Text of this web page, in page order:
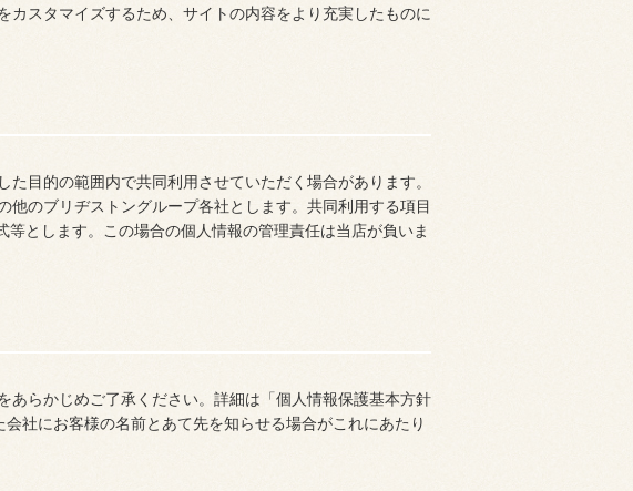
スタマイズするため、サイトの内容をより充実したものに
目的の範囲内で共同利用させていただく場合があります。
のブリヂストングループ各社とします。共同利用する項目
とします。この場合の個人情報の管理責任は当店が負いま
らかじめご了承ください。詳細は「個人情報保護基本方針
社にお客様の名前とあて先を知らせる場合がこれにあたり